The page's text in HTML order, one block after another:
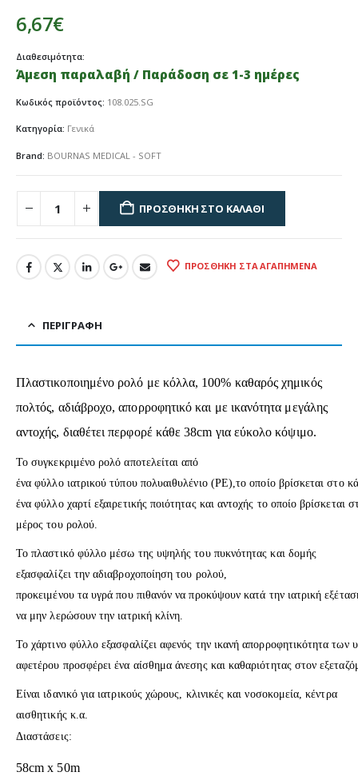
6,67€
Διαθεσιμότητα:
Άμεση παραλαβή / Παράδοση σε 1-3 ημέρες
Κωδικός προϊόντος: 108.025.SG
Κατηγορία: Γενικά
Brand: BOURNAS MEDICAL - SOFT
ΠΡΟΣΘΉΚΗ ΣΤΟ ΚΑΛΆΘΙ
ΠΡΟΣΘΉΚΗ ΣΤΑ ΑΓΑΠΗΜΈΝΑ
ΠΕΡΙΓΡΑΦΉ
Πλαστικοποιημένο ρολό με κόλλα, 100% καθαρός χημικός
πολτός, αδιάβροχο, απορροφητικό και με ικανότητα μεγάλης
αντοχής, διαθέτει περφορέ κάθε 38cm για εύκολο κόψιμο.
Το συγκεκριμένο ρολό αποτελείται από
ένα φύλλο ιατρικού τύπου πολυαιθυλένιο (ΡΕ),το οποίο βρίσκεται στο
ένα φύλλο χαρτί εξαιρετικής ποιότητας και αντοχής το οποίο βρίσκεται
μέρος του ρολού.
Το πλαστικό φύλλο μέσω της υψηλής του πυκνότητας και δομής
εξασφαλίζει την αδιαβροχοποίηση του ρολού,
προκειμένου τα υγρά που πιθανόν να προκύψουν κατά την ιατρική
να μην λερώσουν την ιατρική κλίνη.
Το χάρτινο φύλλο εξασφαλίζει αφενός την ικανή απορροφητικότητα των
αφετέρου προσφέρει ένα αίσθημα άνεσης και καθαριότητας στον
Είναι ιδανικό για ιατρικούς χώρους, κλινικές και νοσοκομεία, κέντρα
αισθητικής κ.α.
Διαστάσεις:
58cm x 50m